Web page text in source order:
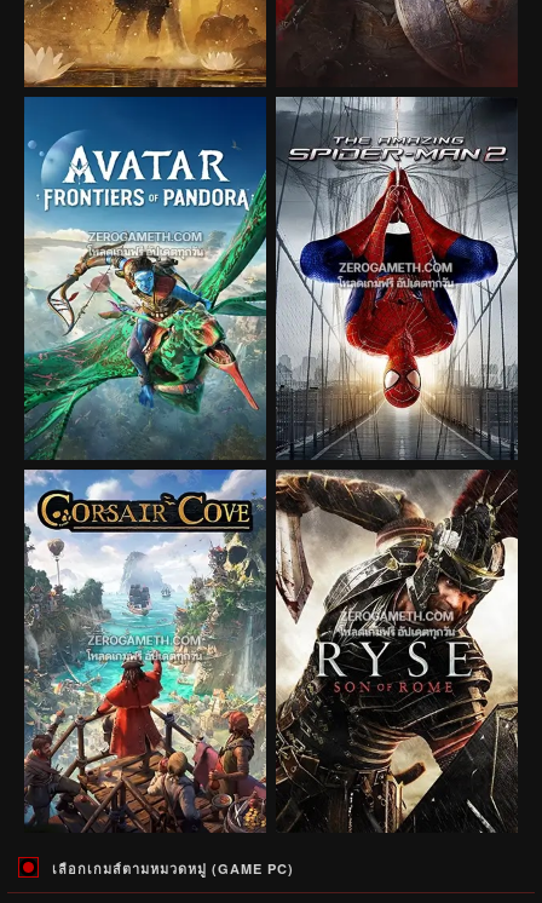
เลือกเกมส์ตามหมวดหมู่ (GAME PC)